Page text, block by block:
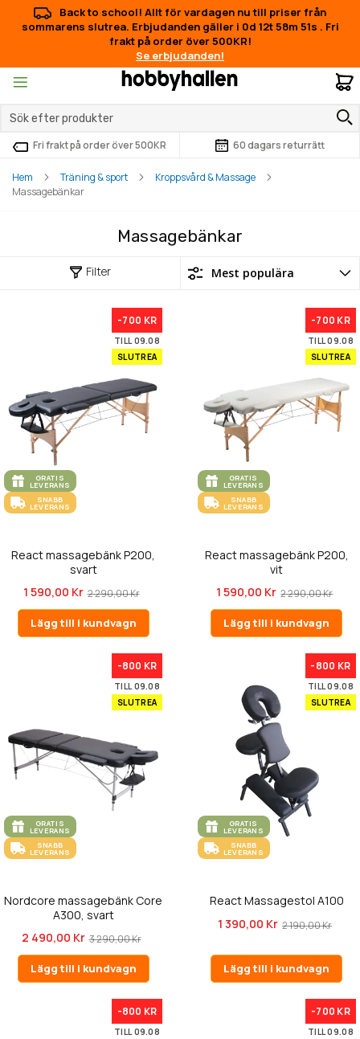
Back to school! Allt för vardagen nu till priser från
sommarens slutrea. Erbjudanden gäller i 0d 12t 58m 51s . Fri
frakt på order över 500KR!
Se erbjudanden!
Fri frakt på order över 500KR 60 dagars returrätt
Hem Träning & sport
Kroppsvård & Massage
Massagebänkar
Massagebänkar
Filter
-700 KR
TILL 09.08
SLUTREA
GRATIS
LEVERANS
SNABB
LEVERANS
React massagebänk P200,
svart
1 590,00 Kr 2 290,00 Kr
Lägg till i kundvagn
-700 KR
TILL 09.08
SLUTREA
GRATIS
LEVERANS
SNABB
LEVERANS
React massagebänk P200,
vit
1 590,00 Kr 2 290,00 Kr
Lägg till i kundvagn
-800 KR
TILL 09.08
SLUTREA
GRATIS
LEVERANS
SNABB
LEVERANS
Nordcore massagebänk Core
A300, svart
2 490,00 Kr 3 290,00 Kr
Lägg till i kundvagn
-800 KR
TILL 09.08
SLUTREA
GRATIS
LEVERANS
SNABB
LEVERANS
React Massagestol A100
1 390,00 Kr 2 190,00 Kr
Lägg till i kundvagn
-800 KR
TILL 09.08
-700 KR
TILL 09.08